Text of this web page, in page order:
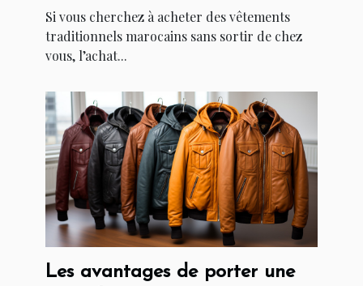
Si vous cherchez à acheter des vêtements
traditionnels marocains sans sortir de chez
vous, l’achat...
Les avantages de porter une